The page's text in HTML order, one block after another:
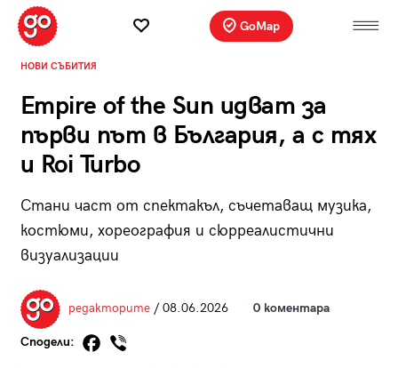
GoMap
НОВИ СЪБИТИЯ
Empire of the Sun идват за
първи път в България, а с тях
и Roi Turbo
Стани част от спектакъл, съчетаващ музика,
костюми, хореография и сюрреалистични
визуализации
редакторите/ 08.06.2026 0 коментара
Сподели: